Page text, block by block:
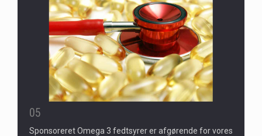
05
Sponsoreret Omega 3 fedtsyrer er afgørende for vores